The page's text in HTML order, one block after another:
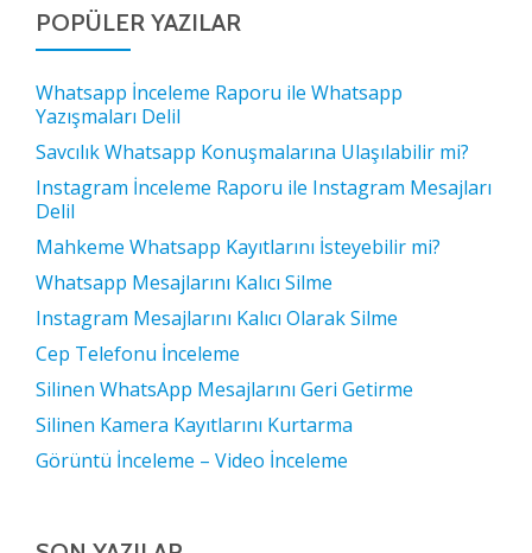
POPÜLER YAZILAR
Whatsapp İnceleme Raporu ile Whatsapp
Yazışmaları Delil
Savcılık Whatsapp Konuşmalarına Ulaşılabilir mi?
Instagram İnceleme Raporu ile Instagram Mesajları
Delil
Mahkeme Whatsapp Kayıtlarını İsteyebilir mi?
Whatsapp Mesajlarını Kalıcı Silme
Instagram Mesajlarını Kalıcı Olarak Silme
Cep Telefonu İnceleme
Silinen WhatsApp Mesajlarını Geri Getirme
Silinen Kamera Kayıtlarını Kurtarma
Görüntü İnceleme – Video İnceleme